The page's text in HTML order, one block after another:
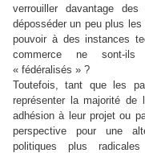
verrouiller davantage
déposséder un peu plus
pouvoir à des instances
commerce ne sont-
« fédéralisés » ?
Toutefois, tant que les
représenter la majorité
adhésion à leur projet ou
perspective pour une
politiques plus